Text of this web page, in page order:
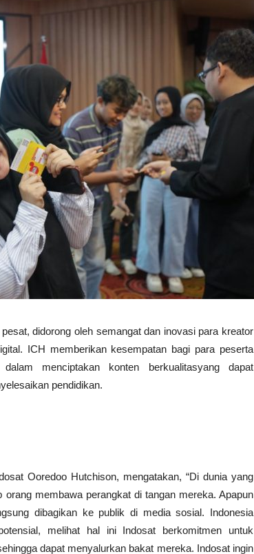
didorong oleh semangat dan inovasi para kreator
ICH memberikan kesempatan bagi para peserta
menciptakan konten berkualitasyang dapat
pendidikan.
Ooredoo Hutchison, mengatakan, “Di dunia yang
membawa perangkat di tangan mereka. Apapun
dibagikan ke publik di media sosial. Indonesia
melihat hal ini Indosat berkomitmen untuk
dapat menyalurkan bakat mereka. Indosat ingin